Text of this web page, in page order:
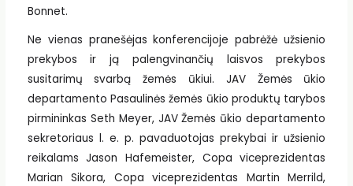
Bonnet.
Ne vienas pranešėjas konferencijoje pabrėžė užsienio
prekybos ir ją palengvinančių laisvos prekybos
susitarimų svarbą žemės ūkiui. JAV Žemės ūkio
departamento Pasaulinės žemės ūkio produktų tarybos
pirmininkas Seth Meyer, JAV Žemės ūkio departamento
sekretoriaus l. e. p. pavaduotojas prekybai ir užsienio
reikalams Jason Hafemeister, Copa viceprezidentas
Marian Sikora, Copa viceprezidentas Martin Merrild,